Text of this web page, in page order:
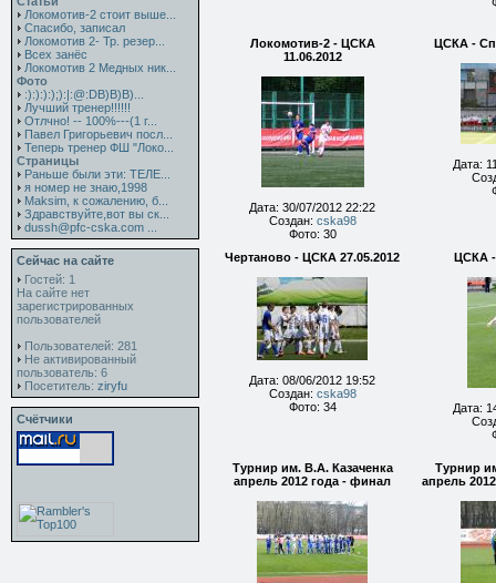
Локомотив-2 стоит выше...
Спасибо, записал
Локомотив 2- Тр. резер...
Всех занёс
Локомотив 2 Медных ник...
Фото
:):):):);):|:@:DB)B)B)...
Лучший тренер!!!!!!
Отлчно! -- 100%---(1 г...
Павел Григорьевич посл...
Теперь тренер ФШ "Локо...
Страницы
Раньше были эти: ТЕЛЕ...
я номер не знаю,1998
Maksim, к сожалению, б...
Здравствуйте,вот вы ск...
dussh@pfc-cska.com ...
Сейчас на сайте
Гостей: 1
На сайте нет
зарегистрированных
пользователей
Пользователей: 281
Не активированный
пользователь: 6
Посетитель: ziryfu
Счётчики
Локомотив-2 - ЦСКА
11.06.2012
Дата: 30/07/2012 22:22
Создан: cska98
Фото: 30
ЦСКА -
Дата:
Чертаново - ЦСКА 27.05.2012
Дата: 08/06/2012 19:52
Создан: cska98
Фото: 34
ЦСКА -
Дата:
Турнир им. В.А. Казаченка
апрель 2012 года - финал
Турнир
апрель